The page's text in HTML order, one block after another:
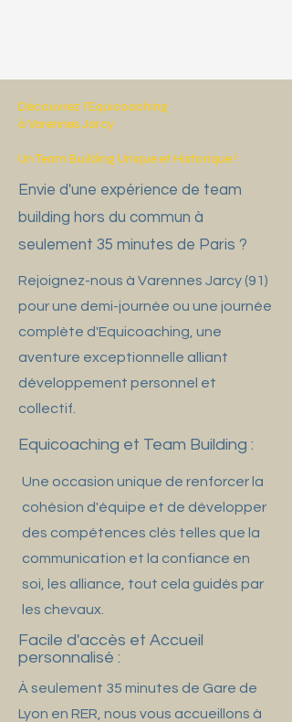
Découvrez l'Equicoaching
à Varennes Jarcy
Un Team Building Unique et Historique !
Envie d'une expérience de team
building hors du commun à
seulement 35 minutes de Paris ?
Rejoignez-nous à Varennes Jarcy (91)
pour une demi-journée ou une journée
complète d'Equicoaching, une
aventure exceptionnelle alliant
développement personnel et
collectif.
Equicoaching et Team Building :
Une occasion unique de renforcer la
cohésion d'équipe et de développer
des compétences clés telles que la
communication et la confiance en
soi, les alliance, tout cela guidés par
les chevaux.
Facile d'accès et Accueil
personnalisé :
À seulement 35 minutes de Gare de
Lyon en RER, nous vous accueillons à